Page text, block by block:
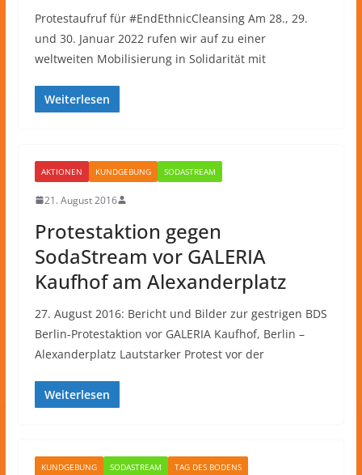
Protestaufruf für #EndEthnicCleansing Am 28., 29.
und 30. Januar 2022 rufen wir auf zu einer
weltweiten Mobilisierung in Solidarität mit
Weiterlesen
AKTIONEN KUNDGEBUNG SODASTREAM
21. August 2016
Protestaktion gegen
SodaStream vor GALERIA
Kaufhof am Alexanderplatz
27. August 2016: Bericht und Bilder zur gestrigen BDS
Berlin-Protestaktion vor GALERIA Kaufhof, Berlin –
Alexanderplatz Lautstarker Protest vor der
Weiterlesen
KUNDGEBUNG SODASTREAM
TAG DES BODENS